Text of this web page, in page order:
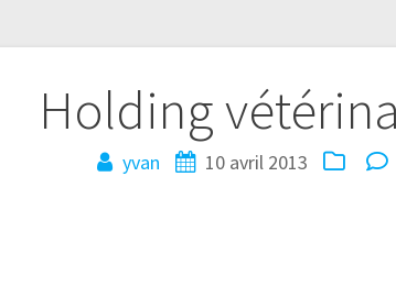
Holding
yvan 10 avril 2013